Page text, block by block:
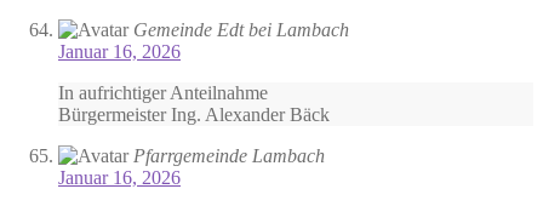
Gemeinde Edt bei Lambach
Januar 16, 2026
In aufrichtiger Anteilnahme
Bürgermeister Ing. Alexander Bäck
Pfarrgemeinde Lambach
Januar 16, 2026